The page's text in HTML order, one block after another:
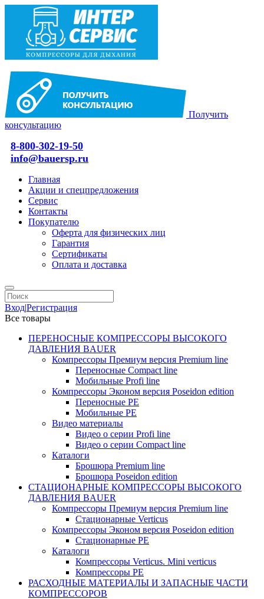
Получить
консультацию
8-800-302-19-50
info@bauersp.ru
Главная
Акции и спецпредложения
Сервис
Контакты
Покупателю
Оферта для физических лиц
Гарантия
Сертификаты
Оплата и доставка
Вход|Регистрация
Все товары
ПЕРЕНОСНЫЕ КОМПРЕССОРЫ ВЫСОКОГО
ДАВЛЕНИЯ BAUER
Компрессоры Премиум версия Premium line
Переносные Compact line
Мобильные Profi line
Компрессоры Эконом версия Poseidon edition
Переносные PE
Мобильные PE
Видео материалы
Видео о серии Profi line
Видео о серии Compact line
Каталоги
Брошюра Premium line
Брошюра Poseidon edition
СТАЦИОНАРНЫЕ КОМПРЕССОРЫ ВЫСОКОГО
ДАВЛЕНИЯ BAUER
Компрессоры Премиум версия Premium line
Стационарные Verticus
Компрессоры Эконом версия Poseidon edition
Стационарные PE
Каталоги
Компрессоры Verticus. Mini verticus
Компрессоры PE
РАСХОДНЫЕ МАТЕРИАЛЫ И ЗАПАСНЫЕ ЧАСТИ
КОМПРЕССОРОВ